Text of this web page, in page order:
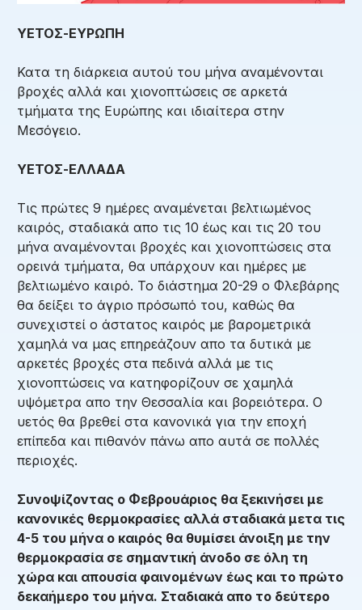
ΥΕΤΟΣ-ΕΥΡΩΠΗ
Κατα τη διάρκεια αυτού του μήνα αναμένονται
βροχές αλλά και χιονοπτώσεις σε αρκετά
τμήματα της Ευρώπης και ιδιαίτερα στην
Μεσόγειο.
ΥΕΤΟΣ-ΕΛΛΑΔΑ
Τις πρώτες 9 ημέρες αναμένεται βελτιωμένος
καιρός, σταδιακά απο τις 10 έως και τις 20 του
μήνα αναμένονται βροχές και χιονοπτώσεις στα
ορεινά τμήματα, θα υπάρχουν και ημέρες με
βελτιωμένο καιρό. Το διάστημα 20-29 ο Φλεβάρης
θα δείξει το άγριο πρόσωπό του, καθώς θα
συνεχιστεί ο άστατος καιρός με βαρομετρικά
χαμηλά να μας επηρεάζουν απο τα δυτικά με
αρκετές βροχές στα πεδινά αλλά με τις
χιονοπτώσεις να κατηφορίζουν σε χαμηλά
υψόμετρα απο την Θεσσαλία και βορειότερα. Ο
υετός θα βρεθεί στα κανονικά για την εποχή
επίπεδα και πιθανόν πάνω απο αυτά σε πολλές
περιοχές.
Συνοψίζοντας ο Φεβρουάριος θα ξεκινήσει με
κανονικές θερμοκρασίες αλλά σταδιακά μετα τις
4-5 του μήνα ο καιρός θα θυμίσει άνοιξη με την
θερμοκρασία σε σημαντική άνοδο σε όλη τη
χώρα και απουσία φαινομένων έως και το πρώτο
δεκαήμερο του μήνα. Σταδιακά απο το δεύτερο